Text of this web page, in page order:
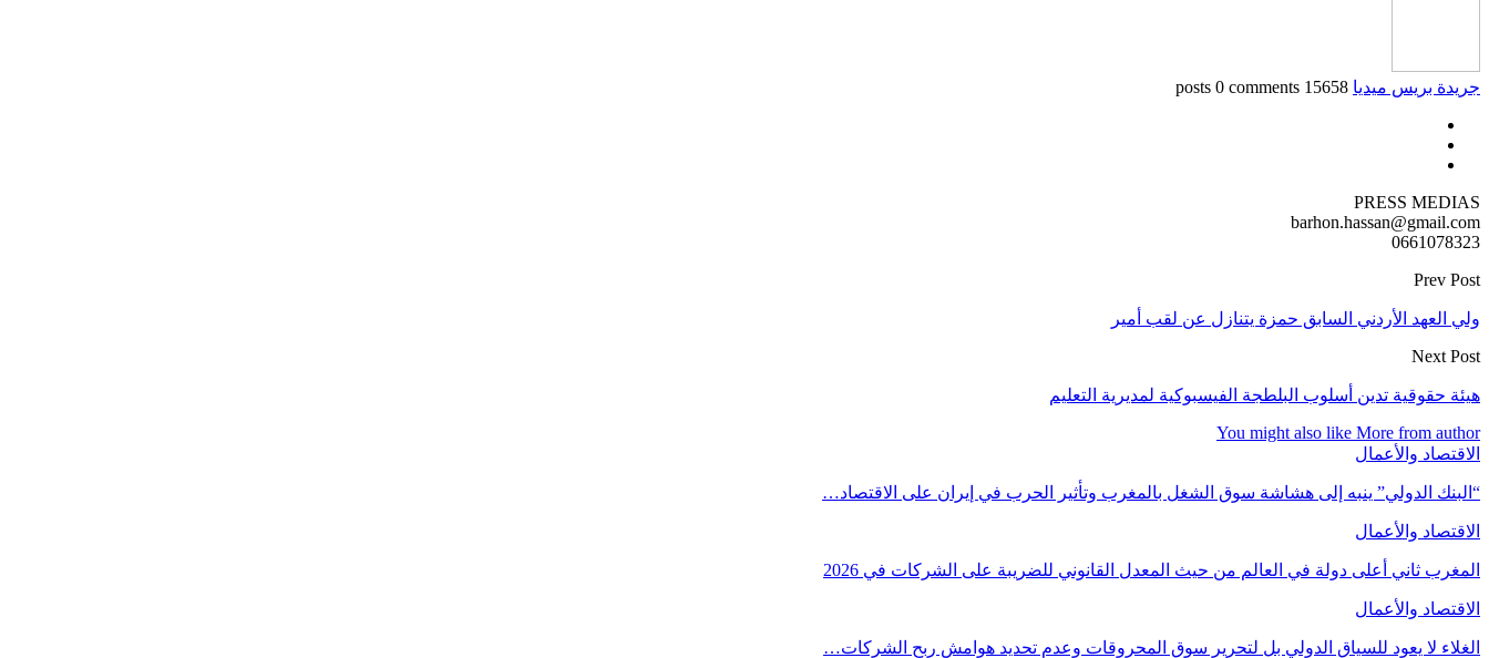
جريدة بريس ميديا 15658 posts
0 comments
PRESS MEDIAS
barhon.hassan@gmail.com
0661078323
Prev Post
ولي العهد الأردني السابق حمزة يتنازل عن لقب أمير
Next Post
هيئة حقوقية تدين أسلوب البلطجة الفيسبوكية لمديرية التعليم
You might also like More from author
الاقتصاد والأعمال
“البنك الدولي” ينبه إلى هشاشة سوق الشغل بالمغرب وتأثير الحرب في إيران على الاقتصاد…
الاقتصاد والأعمال
المغرب ثاني أعلى دولة في العالم من حيث المعدل القانوني للضريبة على الشركات في 2026
الاقتصاد والأعمال
الغلاء لا يعود للسياق الدولي بل لتحرير سوق المحروقات وعدم تحديد هوامش ربح الشركات…